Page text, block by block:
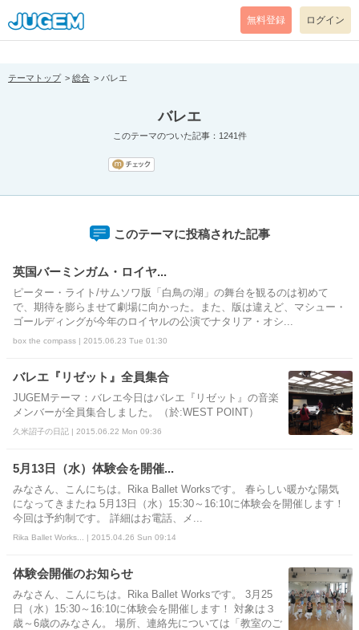
[pear_error: message="Success" code=0 mode=return level=notice
prefix="" info=""]
無料登録 ログイン
テーマトップ 総合 バレエ
バレエ
このテーマのついた記事：1241件
このテーマに投稿された記事
英国バーミンガム・ロイヤ...
ピーター・ライト/サムソワ版「白鳥の湖」の舞台を観るのは初めて
で、期待を膨らませて劇場に向かった。また、版は違えど、マシュー・
ゴールディングが今年のロイヤルの公演でナタリア・オシ...
box the compass | 2015.06.23 Tue 01:30
バレエ『リゼット』全員集合
JUGEMテーマ：バレエ今日はバレエ『リゼット』の音楽
メンバーが全員集合しました。（於:WEST POINT）
久米詔子の日記 | 2015.06.22 Mon 09:36
5月13日（水）体験会を開催...
みなさん、こんにちは。Rika Ballet Worksです。 春らしい暖かな陽気
になってきまたね 5月13日（水）15:30～16:10に体験会を開催します！
今回は予約制です。 詳細はお電話、メ...
Rika Ballet Works... | 2015.04.26 Sun 09:14
体験会開催のお知らせ
みなさん、こんにちは。Rika Ballet Worksです。 3月25
日（水）15:30～16:10に体験会を開催します！ 対象は３
歳～6歳のみなさん。 場所、連絡先については「教室のご